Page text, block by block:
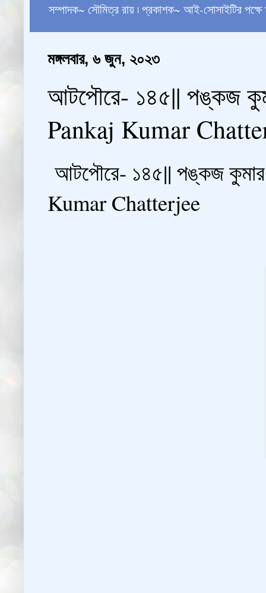
সম্পাদক~ সৌমিত্র রায় ৷ প্রকাশক~ আই-সোসাইটির
মঙ্গলবার, ৬ জুন, ২০২৩
আটপৌরে- ১৪৫|| পঙ্কজ
Pankaj Kumar
আটপৌরে- ১৪৫|| পঙ্কজ কুমার
Kumar Chatterjee